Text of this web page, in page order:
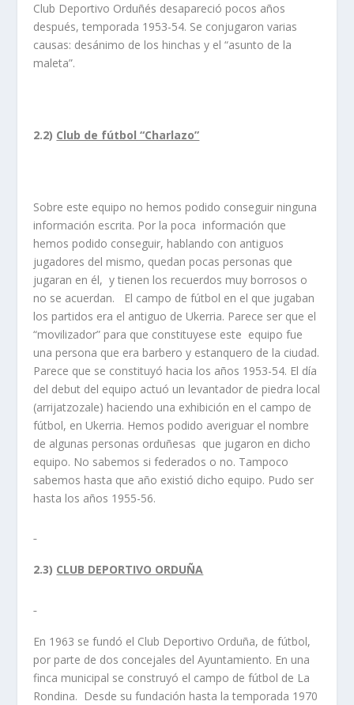
Club Deportivo Orduñés desapareció pocos años
después, temporada 1953-54. Se conjugaron varias
causas: desánimo de los hinchas y el “asunto de la
maleta”.
2.2) Club de fútbol “Charlazo”
Sobre este equipo no hemos podido conseguir ninguna
información escrita. Por la poca información que
hemos podido conseguir, hablando con antiguos
jugadores del mismo, quedan pocas personas que
jugaran en él, y tienen los recuerdos muy borrosos o
no se acuerdan. El campo de fútbol en el que jugaban
los partidos era el antiguo de Ukerria. Parece ser que el
“movilizador” para que constituyese este equipo fue
una persona que era barbero y estanquero de la ciudad.
Parece que se constituyó hacia los años 1953-54. El día
del debut del equipo actuó un levantador de piedra local
(arrijatzozale) haciendo una exhibición en el campo de
fútbol, en Ukerria. Hemos podido averiguar el nombre
de algunas personas orduñesas que jugaron en dicho
equipo. No sabemos si federados o no. Tampoco
sabemos hasta que año existió dicho equipo. Pudo ser
hasta los años 1955-56.
2.3) CLUB DEPORTIVO ORDUÑA
En 1963 se fundó el Club Deportivo Orduña, de fútbol,
por parte de dos concejales del Ayuntamiento. En una
finca municipal se construyó el campo de fútbol de La
Rondina. Desde su fundación hasta la temporada 1970